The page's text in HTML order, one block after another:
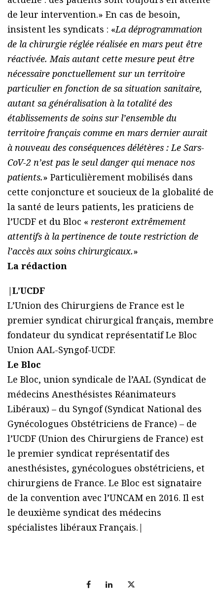
de leur intervention.» En cas de besoin,
insistent les syndicats : «La déprogrammation
de la chirurgie réglée réalisée en mars peut être
réactivée. Mais autant cette mesure peut être
nécessaire ponctuellement sur un territoire
particulier en fonction de sa situation sanitaire,
autant sa généralisation à la totalité des
établissements de soins sur l’ensemble du
territoire français comme en mars dernier aurait
à nouveau des conséquences délétères : Le Sars-
CoV-2 n’est pas le seul danger qui menace nos
patients.» Particulièrement mobilisés dans
cette conjoncture et soucieux de la globalité de
la santé de leurs patients, les praticiens de
l’UCDF et du Bloc « resteront extrêmement
attentifs à la pertinence de toute restriction de
l’accès aux soins chirurgicaux.»
La rédaction
|L’UCDF
L’Union des Chirurgiens de France est le
premier syndicat chirurgical français, membre
fondateur du syndicat représentatif Le Bloc
Union AAL-Syngof-UCDF.
Le Bloc
Le Bloc, union syndicale de l’AAL (Syndicat de
médecins Anesthésistes Réanimateurs
Libéraux) – du Syngof (Syndicat National des
Gynécologues Obstétriciens de France) – de
l’UCDF (Union des Chirurgiens de France) est
le premier syndicat représentatif des
anesthésistes, gynécologues obstétriciens, et
chirurgiens de France. Le Bloc est signataire
de la convention avec l’UNCAM en 2016. Il est
le deuxième syndicat des médecins
spécialistes libéraux Français.|